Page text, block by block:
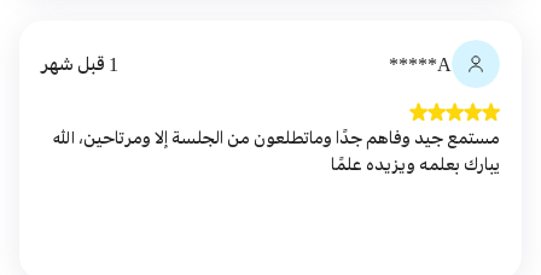
A***** 1 قبل شهر
مستمع جيد وفاهم جدًا وماتطلعون من الجلسة إلا ومرتاحين، الله
يبارك بعلمه ويزيده علمًا